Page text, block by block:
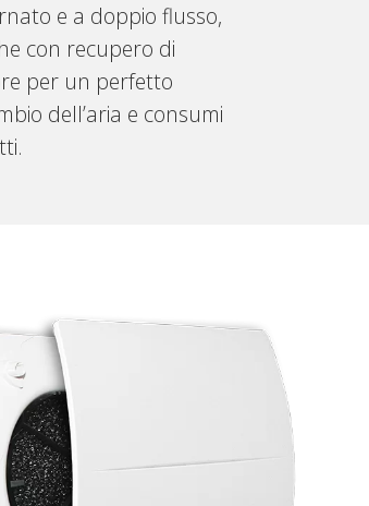
e a doppio flusso,
con recupero di
per un perfetto
dell’aria e consumi